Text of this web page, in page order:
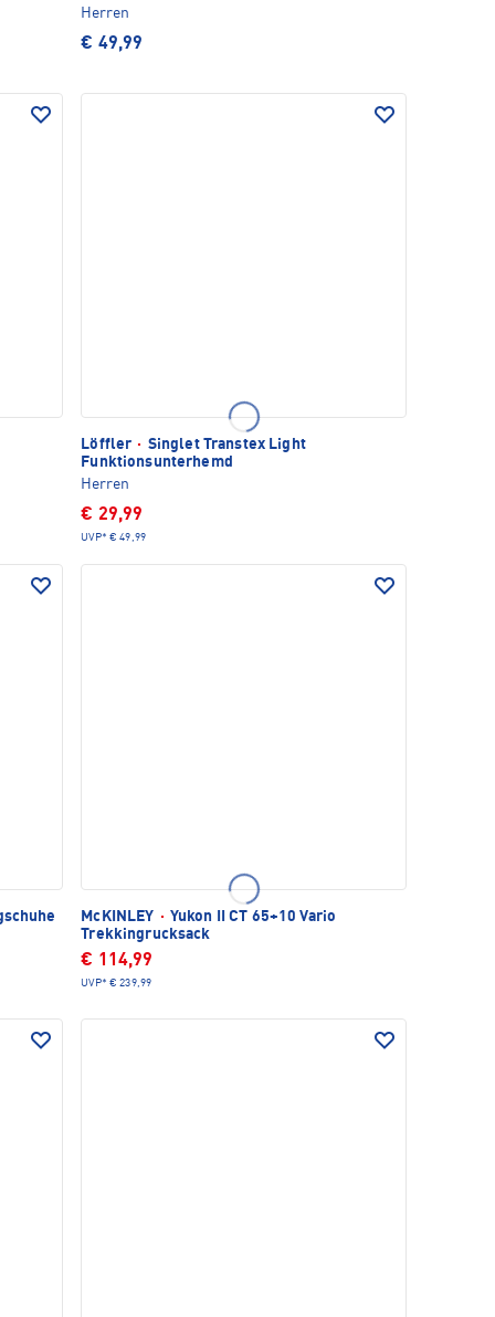
Herren
€ 49,99
Löffler · Singlet Transtex Light
Funktionsunterhemd
Herren
€ 29,99
UVP* € 49,99
McKINLEY · Yukon II CT 65+10 Vario
Trekkingrucksack
€ 114,99
UVP* € 239,99